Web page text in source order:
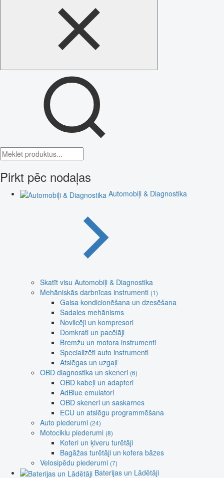
Pirkt pēc nodaļas
Automobiļi & Diagnostika
Skatīt visu Automobiļi & Diagnostika
Mehāniskās darbnīcas instrumenti (1)
Gaisa kondicionēšana un dzesēšana
Sadales mehānisms
Novilcēji un kompresori
Domkrati un pacēlāji
Bremžu un motora instrumenti
Specializēti auto instrumenti
Atslēgas un uzgaļi
OBD diagnostika un skeneri (6)
OBD kabeļi un adapteri
AdBlue emulatori
OBD skeneri un saskarnes
ECU un atslēgu programmēšana
Auto piederumi (24)
Motociklu piederumi (8)
Koferi un ķiveru turētāji
Bagāžas turētāji un kofera bāzes
Velosipēdu piederumi (7)
Baterijas un Lādētāji